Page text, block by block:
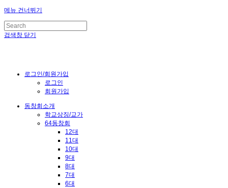
메뉴 건너뛰기
검색창 닫기
로그인/회원가입
로그인
회원가입
동창회소개
학교상징/교가
64동창회
12대
11대
10대
9대
8대
7대
6대